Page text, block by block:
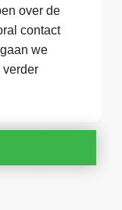
over de
contact
we
verder